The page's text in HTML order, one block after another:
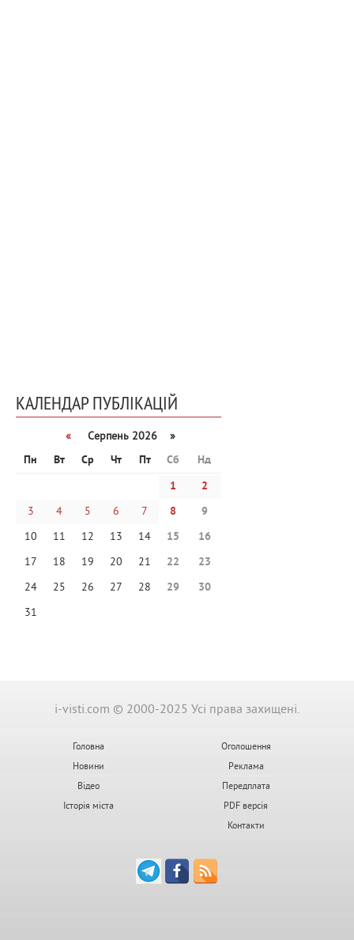
КАЛЕНДАР ПУБЛІКАЦІЙ
«
Серпень 2026 »
Пн
Вт Ср Чт Пт Сб
Нд
1
2
3
4 5 6 7 8
9
10
11 12 13 14 15
16
17
18 19 20 21 22
23
24
25 26 27 28 29
30
31
i-visti.com © 2000-2025 Усі права захищені.
Головна
Новини
Відео
Історія міста
Оголошення
Реклама
Передплата
PDF версія
Контакти